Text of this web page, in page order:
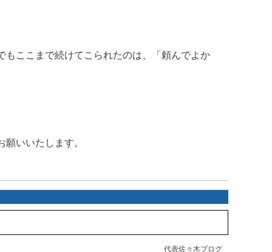
ここまで続けてこられたのは、「頼んでよか
いいたします。
代表佐々木ブログ